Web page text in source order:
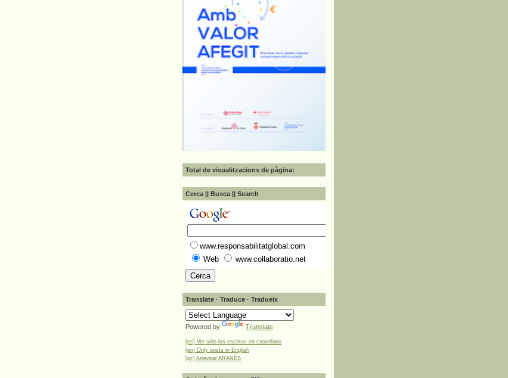
Total de visualitzacions de pàgina:
Cerca || Busca || Search
www.responsabilitatglobal.com
Web
www.collaboratio.net
Translate · Traduce · Tradueix
Powered by Translate
[es] Ver sólo los escritos en castellano
[en] Only posts in English
[oc] Arrevirar ARANÉS